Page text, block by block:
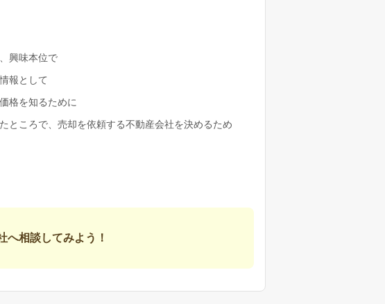
興味本位で
報として
格を知るために
ところで、売却を依頼する不動産会社を決めるため
へ相談してみよう！